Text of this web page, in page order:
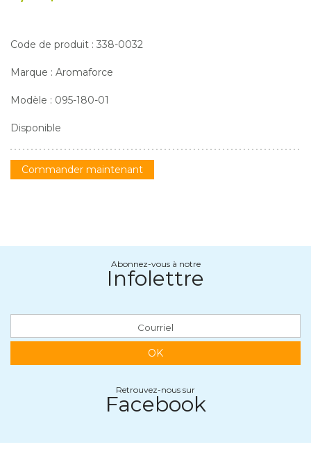
Code de produit : 338-0032
Marque : Aromaforce
Modèle : 095-180-01
Disponible
Commander maintenant
Abonnez-vous à notre
Infolettre
OK
Retrouvez-nous sur
Facebook